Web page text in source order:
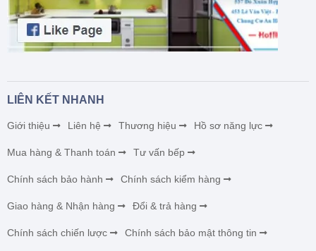
LIÊN KẾT NHANH
Giới thiệu Liên hệ Thương hiệu Hồ sơ năng lực
Mua hàng & Thanh toán Tư vấn bếp
Chính sách bảo hành Chính sách kiểm hàng
Giao hàng & Nhận hàng Đổi & trả hàng
Chính sách chiến lược Chính sách bảo mật thông tin